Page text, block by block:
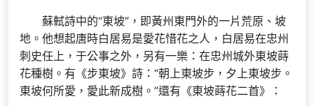
蘇軾詩中的“東坡”，即黃州東門外的一片荒原、坡
地。他想起唐時白居易是愛花惜花之人，白居易在忠州
刺史任上，于公事之外，另有一樂：在忠州城外東坡蒔
花種樹。有《步東坡》詩：“朝上東坡步，夕上東坡步。
東坡何所愛，愛此新成樹。”還有《東坡蒔花二首》：